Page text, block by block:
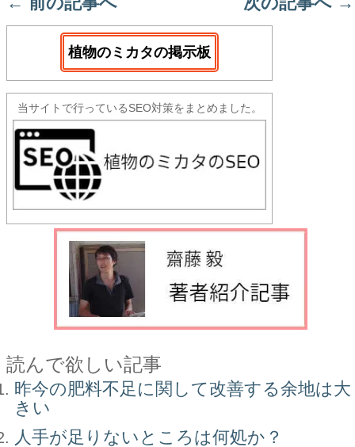
植物のミカタの掲示板
当サイトで行っているSEO対策をまとめました。
読んで欲しい記事
昨今の肥料不足に関して改善する余地は大
きい
人手が足りないところは何処か？